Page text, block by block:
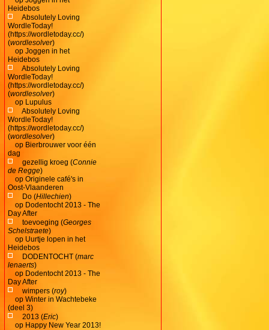
Heidebos
Absolutely Loving
WordleToday!
(https://wordletoday.cc/)
(wordlesolver)
op Joggen in het
Heidebos
Absolutely Loving
WordleToday!
(https://wordletoday.cc/)
(wordlesolver)
op Lupulus
Absolutely Loving
WordleToday!
(https://wordletoday.cc/)
(wordlesolver)
op Bierbrouwer voor één
dag
gezellig kroeg (Connie
de Regge)
op Originele café's in
Oost-Vlaanderen
Do (Hillechien)
op Dodentocht 2013 - The
Day After
toevoeging (Georges
Schelstraete)
op Uurtje lopen in het
Heidebos
DODENTOCHT (marc
lenaerts)
op Dodentocht 2013 - The
Day After
wimpers (roy)
op Winter in Wachtebeke
(deel 3)
2013 (Eric)
op Happy New Year 2013!